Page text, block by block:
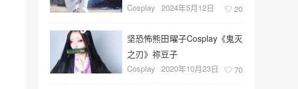
Cosplay 2024年5月12日 20
坚恐怖熊田曜子Cosplay《鬼灭
之刃》祢豆子
Cosplay 2020年10月23日 70